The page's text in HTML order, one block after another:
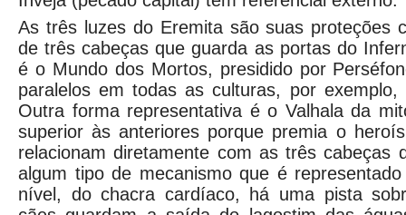
As três luzes do Eremita são suas proteções
de três cabeças que guarda as portas do
é o Mundo dos Mortos, presidido por
paralelos em todas as culturas, por
Outra forma representativa é o Valhala da
superior às anteriores porque premia o
relacionam diretamente com as três cabeças
algum tipo de mecanismo que é
nível, do chacra cardíaco, há uma pista